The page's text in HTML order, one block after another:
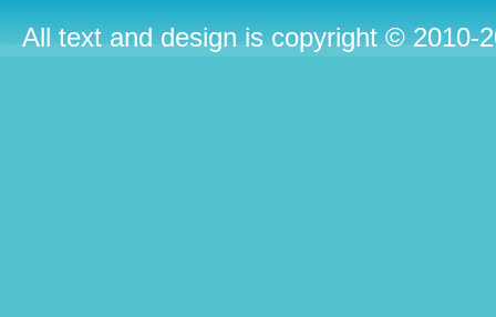
All text and design is copyright © 2010-